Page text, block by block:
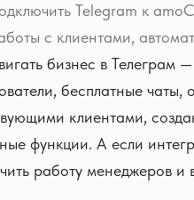
Telegram к
с клиентами,
бизнес в Телеграм
бесплатные
клиентами,
функции. А если
работу менеджеров